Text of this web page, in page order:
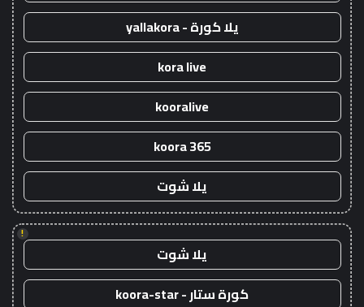
يلا كورة - yallakora
kora live
kooralive
koora 365
يلا شوت
!
يلا شوت
كورة ستار - koora-star